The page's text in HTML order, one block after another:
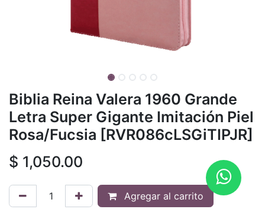
Biblia Reina Valera 1960 Grande
Letra Super Gigante Imitación Piel
Rosa/Fucsia [RVR086cLSGiTIPJR]
$ 1,050.00
Agregar al carrito